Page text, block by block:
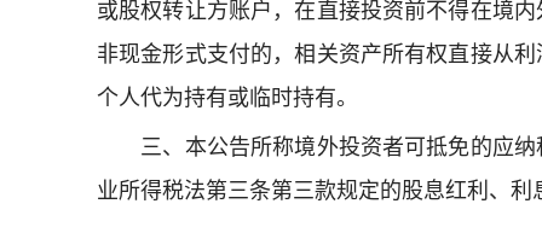
或股权转让方账户，在直接投资前不得在境
非现金形式支付的，相关资产所有权直接从
个人代为持有或临时持有。
三、本公告所称境外投资者可抵免的应纳
业所得税法第三条第三款规定的股息红利、